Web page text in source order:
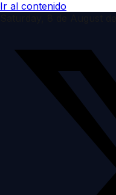
Ir al contenido